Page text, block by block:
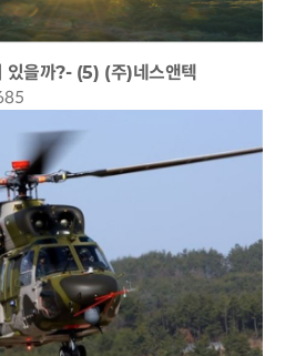
있을까?- (5) (주)네스앤텍